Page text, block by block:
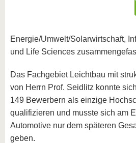
Energie/Umwelt/Solarwirtschaft,
und Life Sciences
Das Fachgebiet Leichtbau mit
von Herrn Prof. Seidlitz konnte
149 Bewerbern als einzige
qualifizieren und musste sich am
Automotive nur dem späteren
geben.